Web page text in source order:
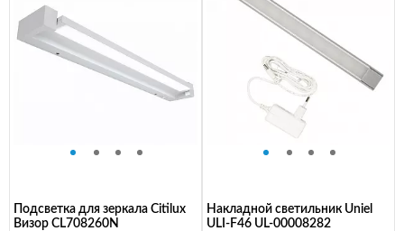
Подсветка для зеркала Citilux
Визор CL708260N
Накладной светильник Uniel
ULI-F46 UL-00008282